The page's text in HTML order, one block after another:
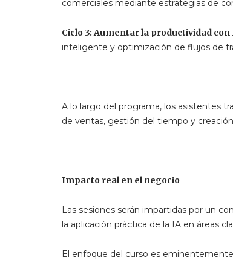
comerciales mediante estrategias de
Ciclo 3: Aumentar la productividad
inteligente y optimización de flujos de
A lo largo del programa, los asistentes
de ventas, gestión del tiempo y
Impacto real en el negocio
Las sesiones serán impartidas por un
la aplicación práctica de la IA en áreas
El enfoque del curso es